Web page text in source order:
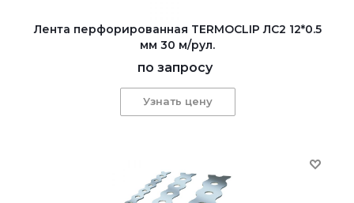
Лента перфорированная TERMOCLIP ЛС2 12*0.5
мм 30 м/рул.
по запросу
Узнать цену